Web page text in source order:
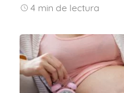
4 min de lectura